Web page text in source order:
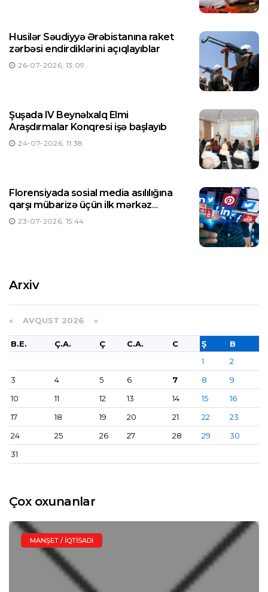
Husilər Səudiyyə Ərəbistanına raket
zərbəsi endirdiklərini açıqlayıblar
26-07-2026, 13:09
Şuşada IV Beynəlxalq Elmi
Araşdırmalar Konqresi işə başlayıb
24-07-2026, 11:38
Florensiyada sosial media asılılığına
qarşı mübarizə üçün ilk mərkəz
yaradılıb
23-07-2026, 15:44
Arxiv
« AVQUST 2026 »
B.E. Ç.A. Ç C.A. C Ş
B
1
2
3
4 5 6 7 8
9
10
11 12 13 14 15
16
17
18 19 20 21 22
23
24
25 26 27 28 29
30
31
Çox oxunanlar
MANŞET / İQTISADI